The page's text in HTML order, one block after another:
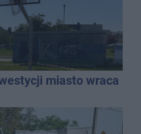
miasto wraca